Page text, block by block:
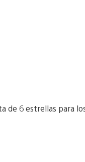
de 6 estrellas para